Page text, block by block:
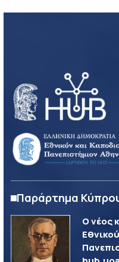
Παράρτημα
Ο νέος